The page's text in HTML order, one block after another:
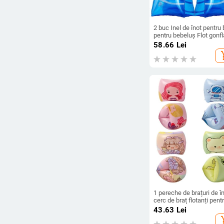
2 buc Inel de înot pentru
pentru bebeluș Flot
pentru piscină Inel pentru
braț de înot Inel de
pentru antrenament Cerc
58.66 Lei
1 pereche de brațuri de
cerc de braț flotanți
înot, banda de braț
gonflabilă, mâneci
43.63 Lei